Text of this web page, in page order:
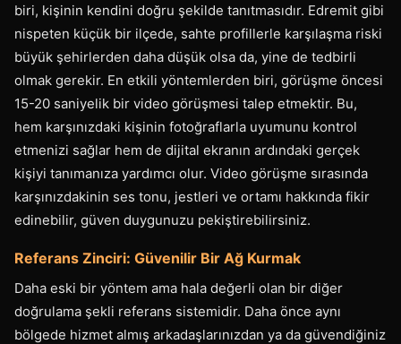
biri, kişinin kendini doğru şekilde tanıtmasıdır. Edremit gibi
nispeten küçük bir ilçede, sahte profillerle karşılaşma riski
büyük şehirlerden daha düşük olsa da, yine de tedbirli
olmak gerekir. En etkili yöntemlerden biri, görüşme öncesi
15-20 saniyelik bir video görüşmesi talep etmektir. Bu,
hem karşınızdaki kişinin fotoğraflarla uyumunu kontrol
etmenizi sağlar hem de dijital ekranın ardındaki gerçek
kişiyi tanımanıza yardımcı olur. Video görüşme sırasında
karşınızdakinin ses tonu, jestleri ve ortamı hakkında fikir
edinebilir, güven duygunuzu pekiştirebilirsiniz.
Referans Zinciri: Güvenilir Bir Ağ Kurmak
Daha eski bir yöntem ama hala değerli olan bir diğer
doğrulama şekli referans sistemidir. Daha önce aynı
bölgede hizmet almış arkadaşlarınızdan ya da güvendiğiniz